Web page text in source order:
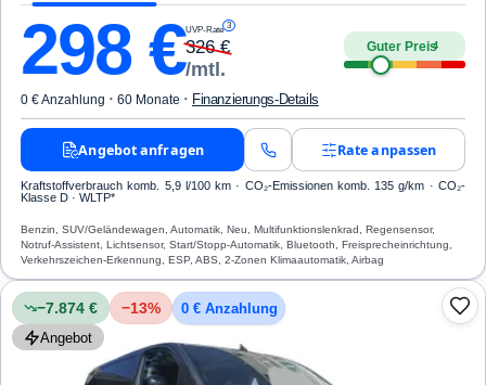
298€UVP-Rate 3
326€
/mtl.
Guter Preis4
0 € Anzahlung · 60 Monate · Finanzierungs-Details
Angebot anfragen Rate anpassen
Kraftstoffverbrauch komb. 5,9 l/100 km · CO₂-Emissionen komb. 135 g/km · CO₂-
Klasse D · WLTP*
Benzin, SUV/Geländewagen, Automatik, Neu, Multifunktionslenkrad, Regensensor,
Notruf-Assistent, Lichtsensor, Start/Stopp-Automatik, Bluetooth, Freisprecheinrichtung,
Verkehrszeichen-Erkennung, ESP, ABS, 2-Zonen Klimaautomatik, Airbag
−7.874 € −13%
0 € Anzahlung
Angebot